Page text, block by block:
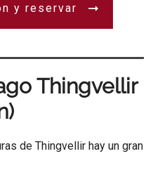
y reservar
Thingvellir
de Thingvellir hay un gran